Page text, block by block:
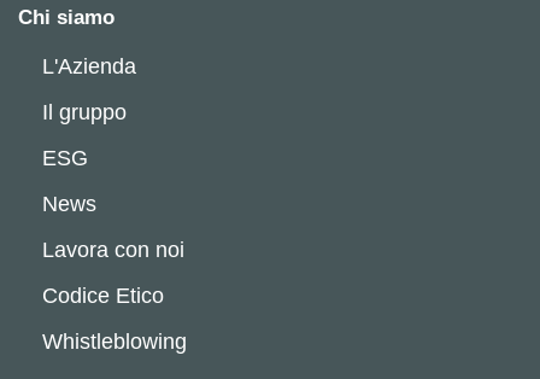
Chi siamo
L'Azienda
Il gruppo
ESG
News
Lavora con noi
Codice Etico
Whistleblowing